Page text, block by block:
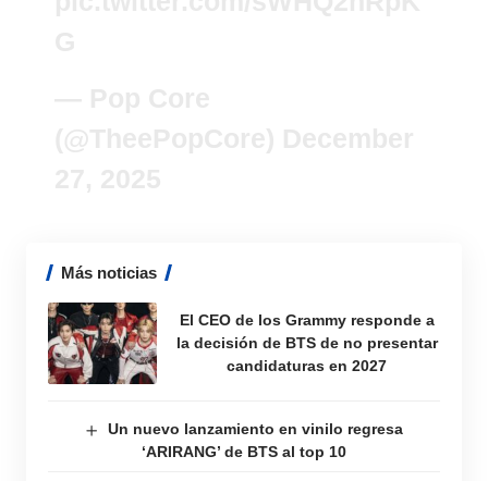
Más noticias
El CEO de los Grammy responde a
la decisión de BTS de no presentar
candidaturas en 2027
Un nuevo lanzamiento en vinilo regresa
‘ARIRANG’ de BTS al top 10